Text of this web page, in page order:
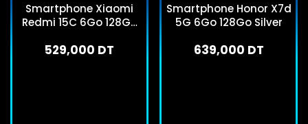
Smartphone Xiaomi
Redmi 15C 6Go 128Go
529,000 DT
Smartphone Honor X7d
5G 6Go 128Go Silver
639,000 DT